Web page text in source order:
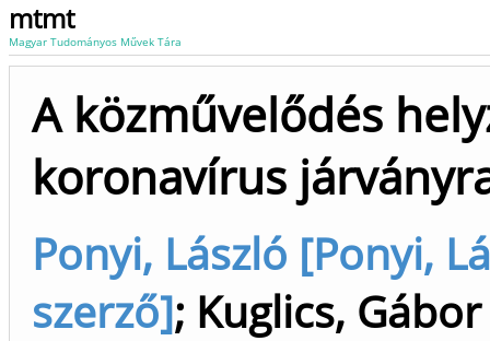
mtmt
Magyar Tudományos Művek Tára
A közművelődés
koronavírus
Ponyi, László [Ponyi,
szerző]; Kuglics, Gábor